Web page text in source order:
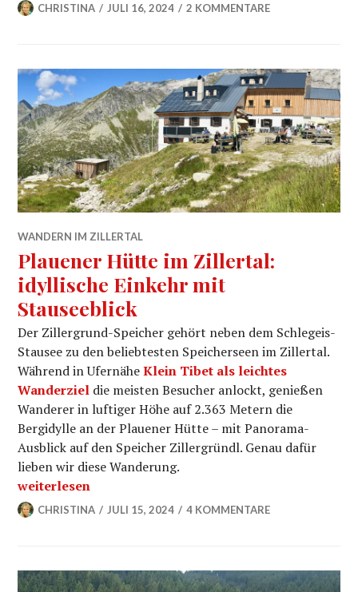
CHRISTINA JULI 16, 2024 2 KOMMENTARE
WANDERN IM ZILLERTAL
Plauener Hütte im Zillertal:
idyllische Einkehr mit
Stauseeblick
Der Zillergrund-Speicher gehört neben dem Schlegeis-
Stausee zu den beliebtesten Speicherseen im Zillertal.
Während in UfernäheKlein Tibet als leichtes
Wanderziel die meisten Besucher anlockt, genießen
Wanderer in luftiger Höhe auf 2.363 Metern die
Bergidylle an der Plauener Hütte – mit Panorama-
Ausblick auf den Speicher Zillergründl. Genau dafür
lieben wir diese Wanderung.
„Plauener Hütte im Zillertal: idyllische Einkehr mit
weiterlesen
CHRISTINA JULI 15, 2024 4 KOMMENTARE